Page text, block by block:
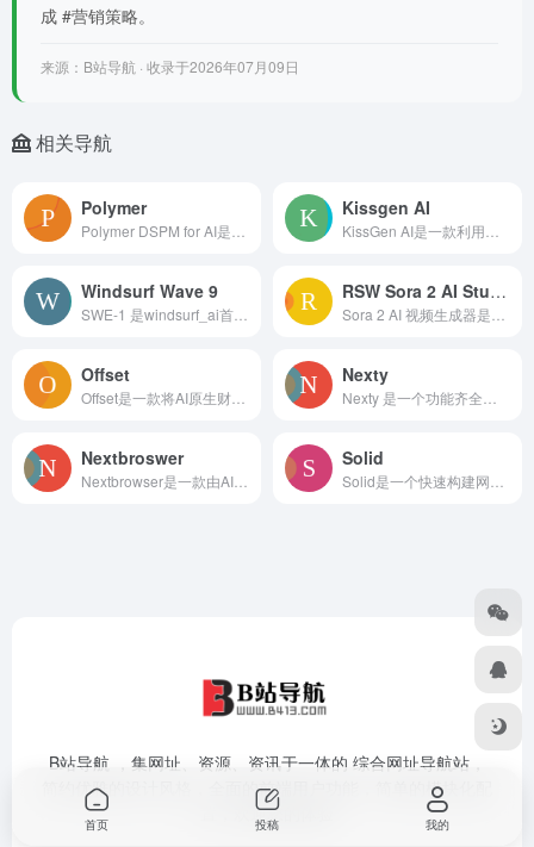
成 #营销策略。
来源：B站导航 · 收录于2026年07月09日
相关导航
Polymer Kissgen AI
Windsurf Wave 9 RSW Sora 2 AI Studio
Offset Nexty
Nextbroswer Solid
B站导航 ，集网址、资源、资讯于一体的 综合网址导航站，
简约优雅的设计风格，全面的前端用户功能，简单的模块化配
置，欢迎您的体验
首页 投稿 我的